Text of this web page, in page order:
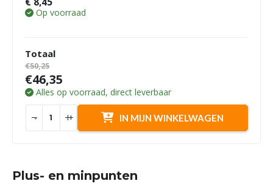
Op voorraad
Totaal
€50,25
€46,35
Alles op voorraad, direct leverbaar
- + IN MIJN WINKELWAGEN
Plus- en minpunten